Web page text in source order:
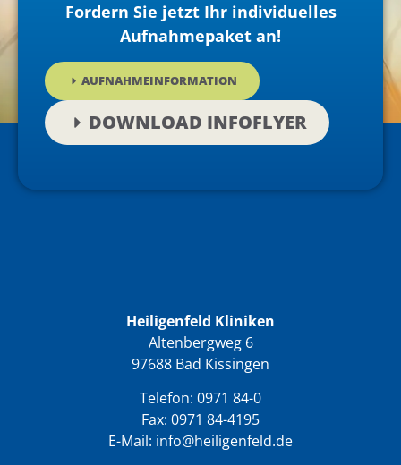
Fordern Sie jetzt Ihr individuelles
Aufnahmepaket an!
AUFNAHMEINFORMATION
DOWNLOAD INFOFLYER
Heiligenfeld Kliniken
Altenbergweg 6
97688 Bad Kissingen
Telefon: 0971 84-0
Fax: 0971 84-4195
E-Mail: info@heiligenfeld.de